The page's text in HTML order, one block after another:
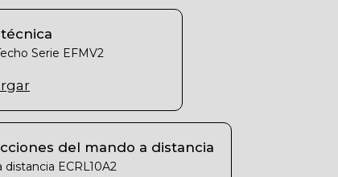
Serie EFMV2
del mando a distancia
ECRL10A2